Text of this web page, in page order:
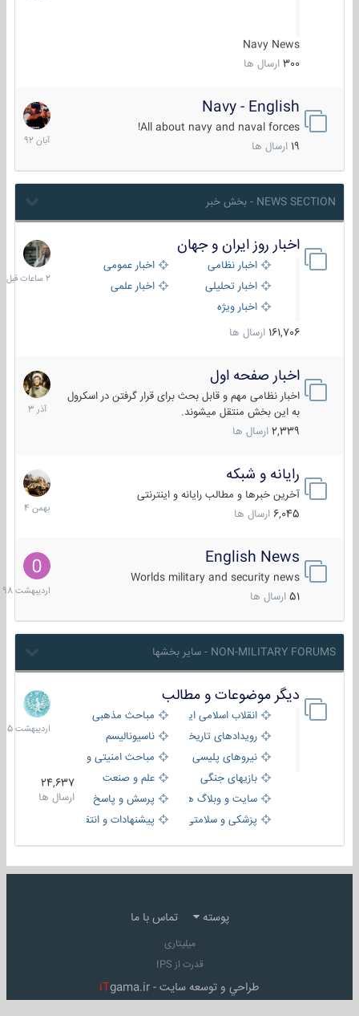
Navy News
300 ارسال ها
Navy - English
All about navy and naval forces!
ارسال ها
22
آبان
1392
NEWS SECTION - بخش خبر
اخبار روز ایران و جهان
اخبار نظامی
اخبار عمومی
اخبار تحلیلی
اخبار علمی
اخبار ویژه
161,706 ارسال ها
2
ساعات
قبل
اخبار صفحه اول
اخبار نظامی مهم و قابل بحث برای قرار گرفتن در اسکرول
به این بخش منتقل میشوند.
2,339 ارسال ها
7
آذر
1403
رایانه و شبکه
آخرین خبرها و مطالب رایانه و اینترنتی
6,045 ارسال ها
30
بهمن
1404
English News
Worlds military and security news
51 ارسال ها
10
1398
NON-MILITARY FORUMS - سایر بخشها
دیگر موضوعات و مطالب
انقلاب اسلامی ایران
مباحث مذهبی
رویدادهای تاریخی و مذهبیناسیونالیسم
نیروهای پلیسی
مباحث امنیتی و اطلاعاتی
بازیهای جنگی
علم و صنعت
سایت و وبلاگ ها
پرسش و پاسخ
پزشکی و سلامتی
پیشنهادات و انتقادات
24,637
ارسال ها
8
1405
پوسته تماس با ما
میلیتاری
قدرت از IPS
طراحي و توسعه سايت - iTgama.ir